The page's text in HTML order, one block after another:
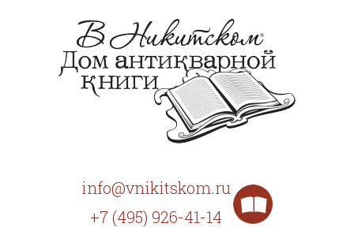
info@vnikitskom.ru
+7 (495) 926-41-14